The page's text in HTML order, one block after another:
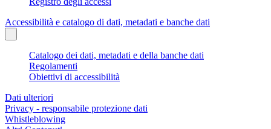
Accessibilità e catalogo di dati, metadati e banche dati
Catalogo dei dati, metadati e della banche dati
Regolamenti
Obiettivi di accessibilità
Dati ulteriori
Privacy - responsabile protezione dati
Whistleblowing